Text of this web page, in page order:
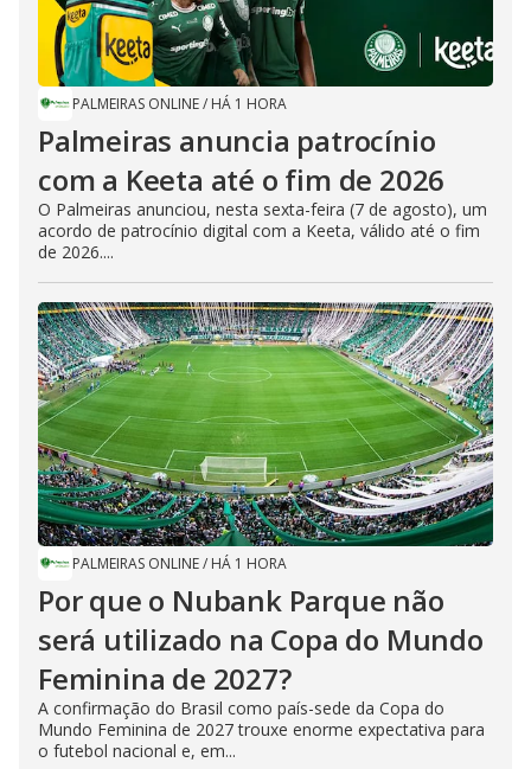
PALMEIRAS ONLINE/ HÁ 1 HORA
Palmeiras anuncia patrocínio
com a Keeta até o fim de 2026
O Palmeiras anunciou, nesta sexta-feira (7 de agosto), um
acordo de patrocínio digital com a Keeta, válido até o fim
de 2026....
PALMEIRAS ONLINE/ HÁ 1 HORA
Por que o Nubank Parque não
será utilizado na Copa do Mundo
Feminina de 2027?
A confirmação do Brasil como país-sede da Copa do
Mundo Feminina de 2027 trouxe enorme expectativa para
o futebol nacional e, em...